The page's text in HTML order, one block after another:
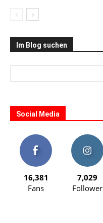
Im Blog suchen
Social Media
16,381
Fans
7,029
Follower